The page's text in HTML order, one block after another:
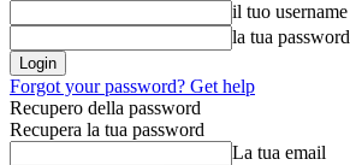
il tuo username
la tua password
Forgot your password? Get help
Recupero della password
Recupera la tua password
La tua email